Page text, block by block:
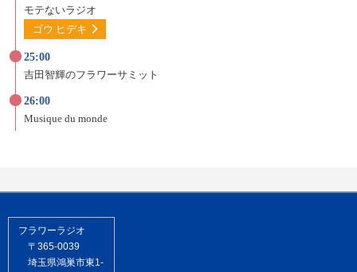
モテないラジオ
ゴウ ヒデキ
25:00
吉田智輝のフラワーサミット
26:00
Musique du monde
フラワーラジオ
〒365-0039
埼玉県鴻巣市東1-